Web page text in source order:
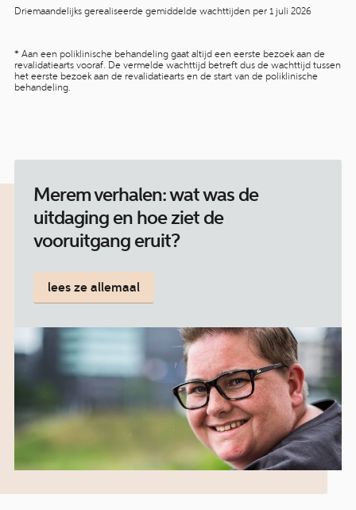
Driemaandelijks gerealiseerde gemiddelde wachttijden per 1 juli 2026
* Aan een poliklinische behandeling gaat altijd een eerste bezoek aan de
revalidatiearts vooraf. De vermelde wachttijd betreft dus de wachttijd tussen
het eerste bezoek aan de revalidatiearts en de start van de poliklinische
behandeling.
Merem verhalen: wat was de
uitdaging en hoe ziet de
vooruitgang eruit?
lees ze allemaal